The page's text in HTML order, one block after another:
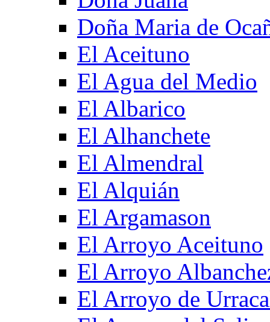
Doña Maria de
El Aceituno
El Agua del Medio
El Albarico
El Alhanchete
El Almendral
El Alquián
El Argamason
El Arroyo Aceituno
El Arroyo
El Arroyo de